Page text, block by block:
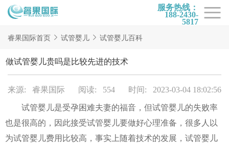
服务热线：
188-2430-
5817
首页
试管项目
试管百科
试管医院
睿果国际
睿果国际首页 试管婴儿 试管婴儿百科
做试管婴儿贵吗是比较先进的技术
来源: 睿果国际 阅读: 554 时间: 2023-03-04 18:02:56
试管婴儿是受孕困难夫妻的福音，但试管婴儿的失败率
也是很高的，因此接受试管婴儿要做好心理准备，很多人以
为试管婴儿费用比较高，事实上随着技术的发展，试管婴儿